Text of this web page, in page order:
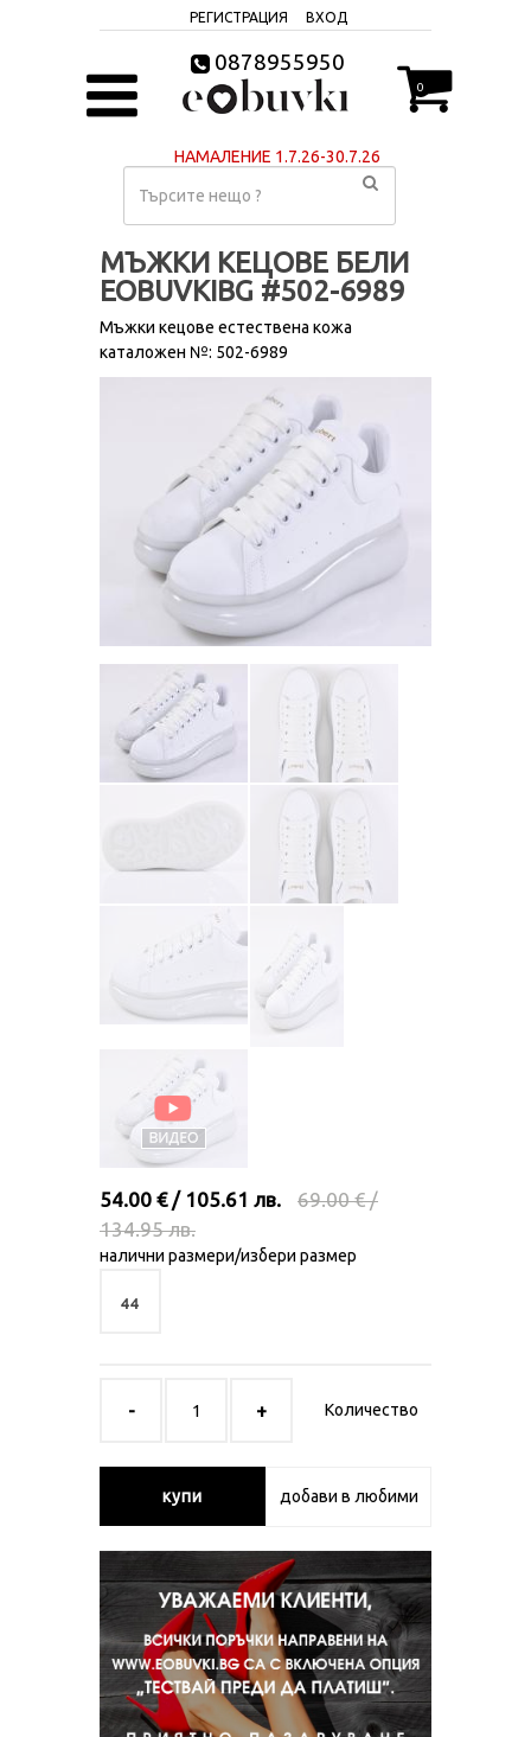
РЕГИСТРАЦИЯ ВХОД
0878955950
0
НАМАЛЕНИЕ 1.7.26-30.7.26
МЪЖКИ КЕЦОВЕ БЕЛИ
EOBUVKIBG #502-6989
Мъжки кецове естествена кожа
каталожен №: 502-6989
54.00 € / 105.61 лв.
69.00 € /
134.95 лв.
налични размери/избери размер
44
Количество
купи добави в любими